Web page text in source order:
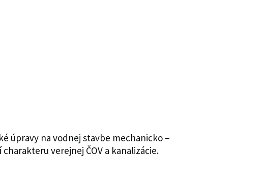
úpravy na vodnej stavbe mechanicko –
verejnej ČOV a kanalizácie.